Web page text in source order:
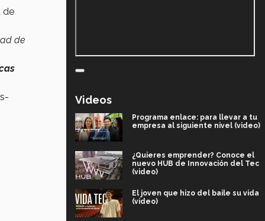
de
de
Videos
Programa enlace: para llevar a tu
empresa al siguiente nivel (video)
¿Quieres emprender? Conoce el
nuevo HUB de Innovación del Tec
(video)
El joven que hizo del baile su vida
(video)